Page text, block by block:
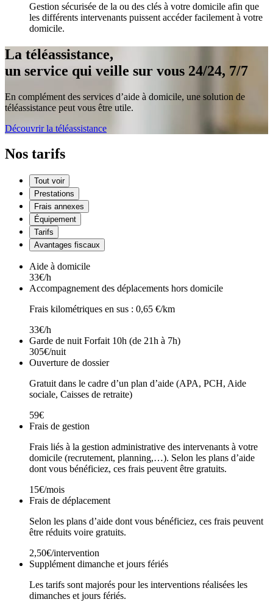
Gestion sécurisée de la ou des clés à votre domicile afin que
les différents intervenants puissent accéder facilement à votre
domicile.
La téléassistance,
un service qui veille sur vous 24/24, 7/7
En complément des services d’aide à domicile, une solution de
téléassistance peut vous être utile.
Découvrir la téléassistance
Nos tarifs
Tout voir
Prestations
Frais annexes
Équipement
Tarifs
Avantages fiscaux
Aide à domicile
33€/h
Accompagnement des déplacements hors domicile
Frais kilométriques en sus : 0,65 €/km
33€/h
Garde de nuit Forfait 10h (de 21h à 7h)
305€/nuit
Ouverture de dossier
Gratuit dans le cadre d’un plan d’aide (APA, PCH, Aide
sociale, Caisses de retraite)
59€
Frais de gestion
Frais liés à la gestion administrative des intervenants à votre
domicile (recrutement, planning,…). Selon les plans d’aide
dont vous bénéficiez, ces frais peuvent être gratuits.
15€/mois
Frais de déplacement
Selon les plans d’aide dont vous bénéficiez, ces frais peuvent
être réduits voire gratuits.
2,50€/intervention
Supplément dimanche et jours fériés
Les tarifs sont majorés pour les interventions réalisées les
dimanches et jours fériés.